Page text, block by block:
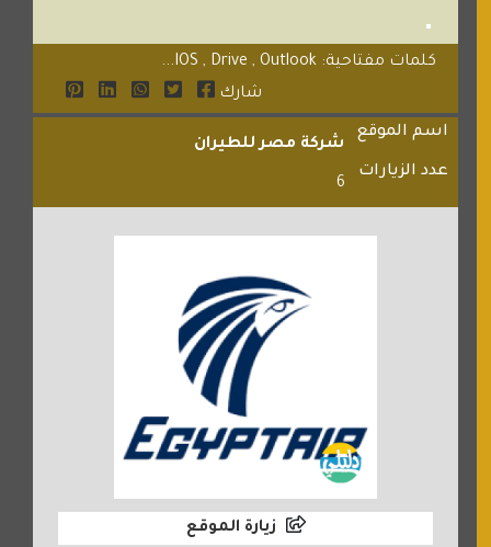
كلمات مفتاحية: IOS , Drive , Outlook...
شارك
اسم الموقع
شركة مصر للطيران
عدد الزيارات
6
زيارة الموقع